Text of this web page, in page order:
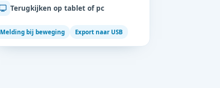
Terugkijken op tablet of pc
Melding bij beweging Export naar USB